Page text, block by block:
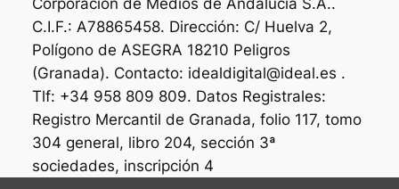
Corporación de Medios de Andalucía S.A..
C.I.F.: A78865458. Dirección: C/ Huelva 2,
Polígono de ASEGRA 18210 Peligros
(Granada). Contacto: idealdigital@ideal.es .
Tlf: +34 958 809 809. Datos Registrales:
Registro Mercantil de Granada, folio 117, tomo
304 general, libro 204, sección 3ª
sociedades, inscripción 4